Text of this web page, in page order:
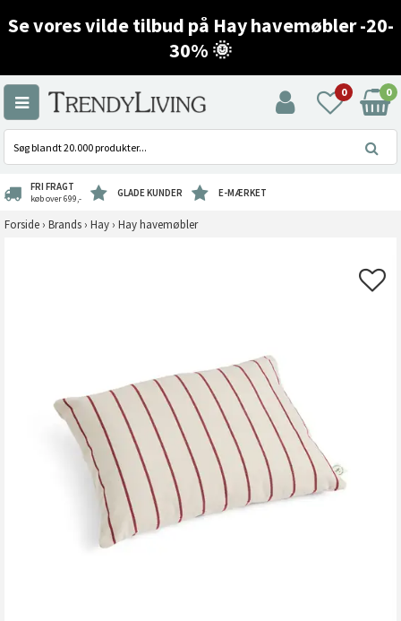
Se vores vilde tilbud på Hay havemøbler -20-
30% 🌞
0 0
FRI FRAGT
køb over 699,- GLADE KUNDER E-MÆRKET
Forside › Brands › Hay › Hay havemøbler